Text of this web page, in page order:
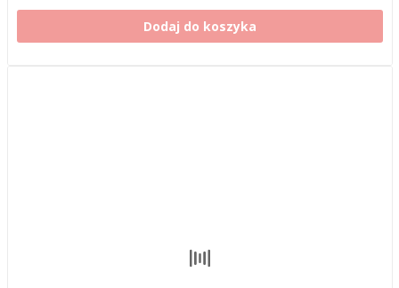
Dodaj do koszyka